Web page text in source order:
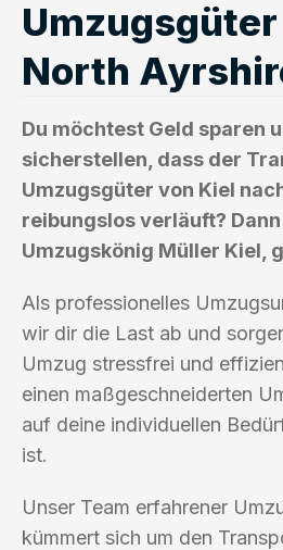
North
Du möchtest Geld sparen
sicherstellen, dass der
Umzugsgüter von Kiel
reibungslos verläuft? Dann
Umzugskönig Müller Kiel,
Als professionelles
wir dir die Last ab und
Umzug stressfrei und
einen maßgeschneiderten
auf deine individuellen
ist.
Unser Team erfahrener
kümmert sich um den